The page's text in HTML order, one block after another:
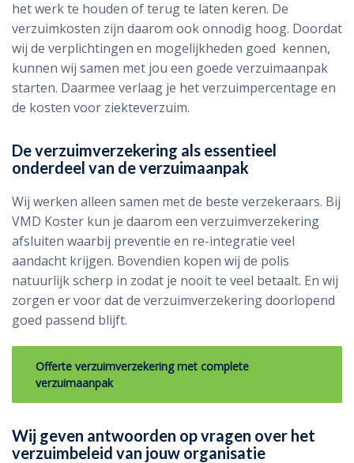
het werk te houden of terug te laten keren. De
verzuimkosten zijn daarom ook onnodig hoog. Doordat
wij de verplichtingen en mogelijkheden goed kennen,
kunnen wij samen met jou een goede verzuimaanpak
starten. Daarmee verlaag je het verzuimpercentage en
de kosten voor ziekteverzuim.
De verzuimverzekering als essentieel
onderdeel van de verzuimaanpak
Wij werken alleen samen met de beste verzekeraars. Bij
VMD Koster kun je daarom een verzuimverzekering
afsluiten waarbij preventie en re-integratie veel
aandacht krijgen. Bovendien kopen wij de polis
natuurlijk scherp in zodat je nooit te veel betaalt. En wij
zorgen er voor dat de verzuimverzekering doorlopend
goed passend blijft.
Offerte verzuimverzekering met complete
verzuimaanpak
Wij geven antwoorden op vragen over het
verzuimbeleid van jouw organisatie